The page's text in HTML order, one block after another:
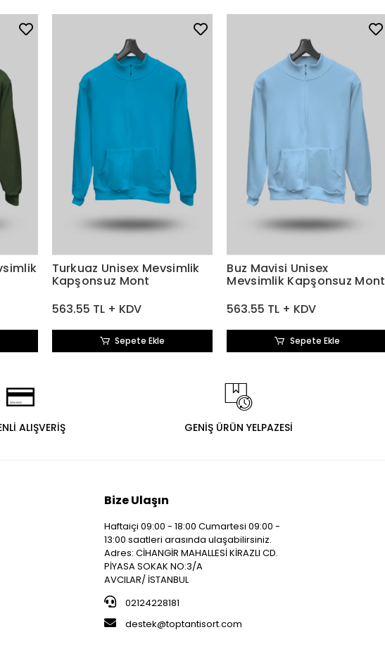
Turkuaz Unisex Mevsimlik
Kapşonsuz Mont
563.55 TL + KDV
Sepete Ekle
Buz Mavisi Unisex
Mevsimlik Kapşonsuz Mont
563.55 TL + KDV
Sepete Ekle
ALIŞVERİŞ GENİŞ ÜRÜN YELPAZESİ
Bize Ulaşın
Haftaiçi 09:00 - 18:00 Cumartesi 09:00 -
13:00 saatleri arasında ulaşabilirsiniz.
Adres: CİHANGİR MAHALLESİ KİRAZLI CD.
PİYASA SOKAK NO:3/A
AVCILAR/ İSTANBUL
02124228181
destek@toptantisort.com